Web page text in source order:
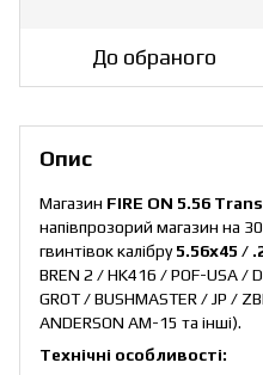
До обраного
Опис
Магазин FIRE ON 5.56
напівпрозорий магазин на 30
гвинтівок калібру5.56х45 /
BREN 2 / HK416 / POF-USA /
GROT / BUSHMASTER / JP /
ANDERSON AM-15 та інші).
Технічні особливості: